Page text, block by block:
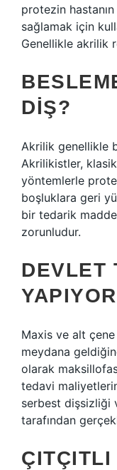
protezin
sağlamak için
Genellikle akrilik
DIŞ?
Akrilik genellikle
Akrilikistler,
yöntemlerle
boşluklara geri
bir tedarik
zorunludur.
DEVLET
Maxis ve alt çene
meydana
olarak
tedavi
serbest dişsizliği
tarafından